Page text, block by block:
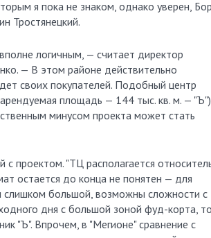
я пока не знаком, однако уверен,
Тростянецкий.
логичным, — считает директор
— В этом районе действительно
своих покупателей. Подобный центр
площадь — 144 тыс. кв. м. —
минусом проекта может стать
проектом. "ТЦ располагается
остается до конца не понятен — для
слишком большой, возможны сложности с
дня с большой зоной фуд-корта, то
"Ъ". Впрочем, в "Мегионе" сравнение с